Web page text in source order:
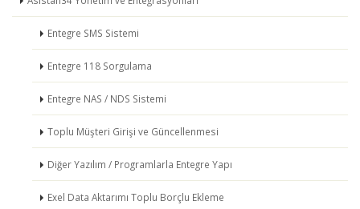
Entegre SMS Sistemi
Entegre 118 Sorgulama
Entegre NAS / NDS Sistemi
Toplu Müşteri Girişi ve Güncellenmesi
Diğer Yazılım / Programlarla Entegre Yapı
Exel Data Aktarımı Toplu Borçlu Ekleme